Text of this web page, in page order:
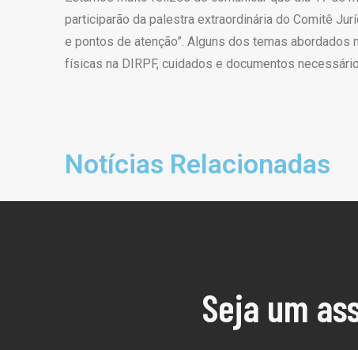
participarão da palestra extraordinária do Comitê
e pontos de atenção”. Alguns dos temas
físicas na DIRPF, cuidados e documentos
Notícias Relacionadas
Seja um